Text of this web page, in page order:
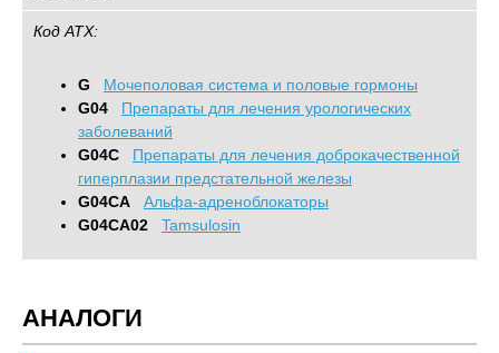
Код АТХ:
G
Mочеполовая система и половые гормоны
G04
Препараты для лечения урологических
заболеваний
G04C
Препараты для лечения доброкачественной
гиперплазии предстательной железы
G04CA
Альфа-адреноблокаторы
G04CA02
Tamsulosin
АНАЛОГИ